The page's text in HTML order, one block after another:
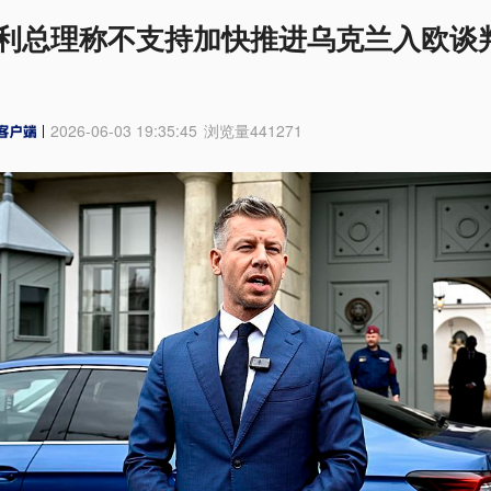
总理称不支持加快推进乌克兰入欧谈
2026-06-03 19:35:45 浏览量441271